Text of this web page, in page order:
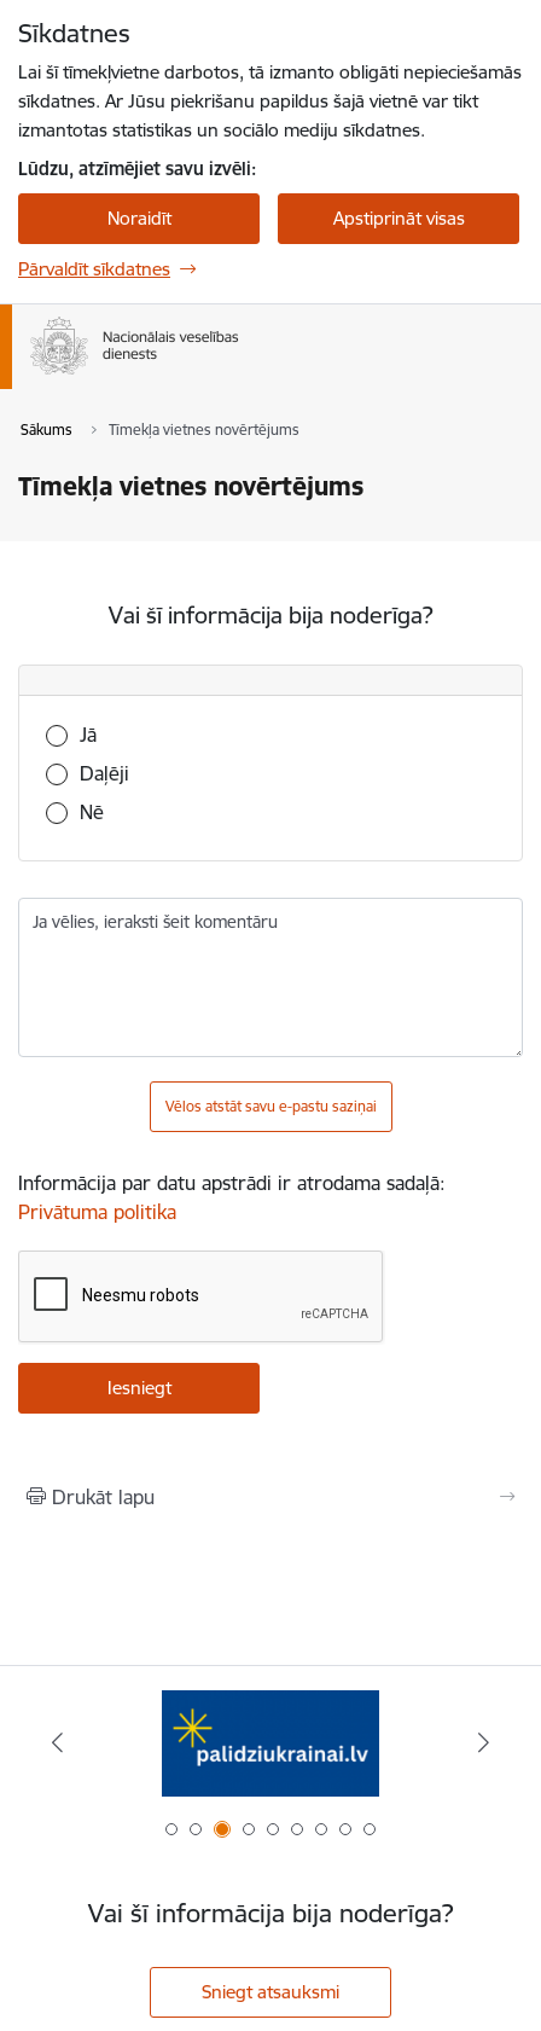
Sīkdatnes
Lai šī tīmekļvietne darbotos, tā izmanto obligāti nepieciešamās
sīkdatnes. Ar Jūsu piekrišanu papildus šajā vietnē var tikt
izmantotas statistikas un sociālo mediju sīkdatnes.
Lūdzu, atzīmējiet savu izvēli:
Noraidīt Apstiprināt visas
Pārvaldīt sīkdatnes
Sākums Tīmekļa vietnes novērtējums
Tīmekļa vietnes novērtējums
Vai šī informācija bija noderīga?
Vai šī informācija bija noderīga?
Jā
Daļēji
Nē
Ja vēlies, ieraksti šeit komentāru
Vēlos atstāt savu e-pastu saziņai
Informācija par datu apstrādi ir atrodama sadaļā:
Privātuma politika
Drukāt lapu
Vai šī informācija bija noderīga?
Sniegt atsauksmi